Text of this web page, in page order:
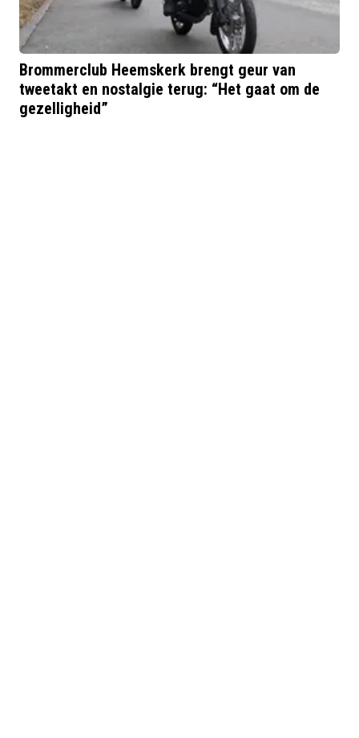
Brommerclub Heemskerk brengt geur van
tweetakt en nostalgie terug: “Het gaat om de
gezelligheid”